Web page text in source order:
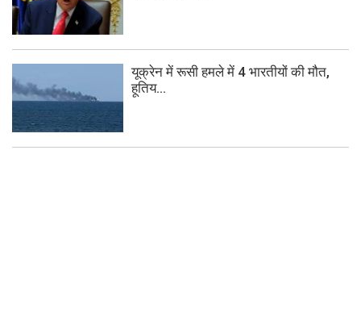
यूक्रेन में रूसी हमले में 4 भारतीयों की मौत,
हूतिय...